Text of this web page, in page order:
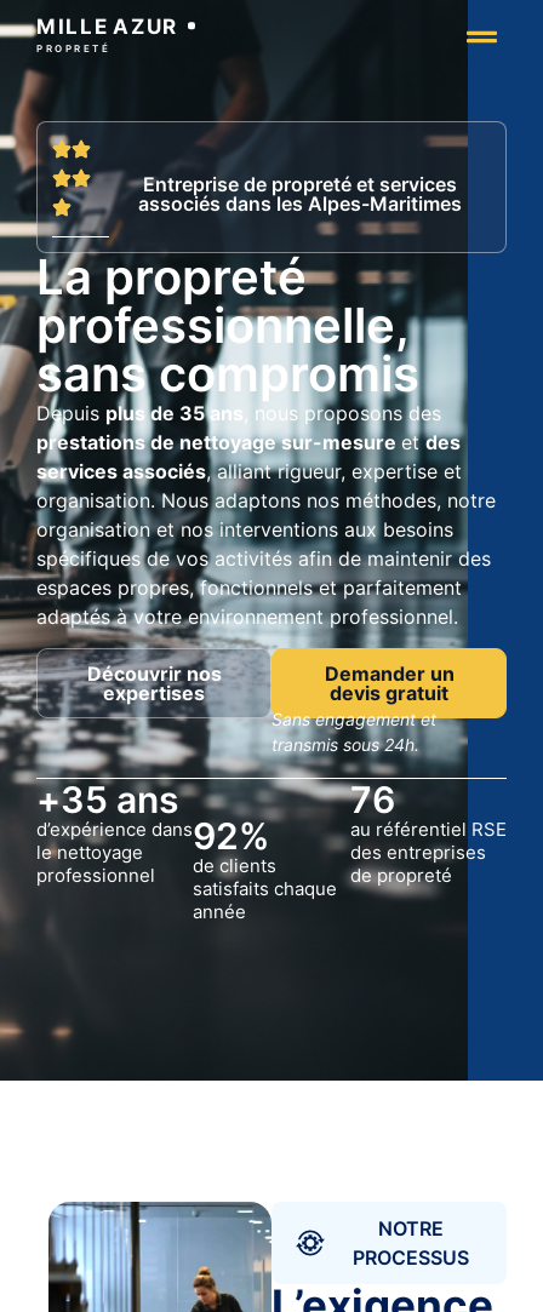
MILLE AZUR
PROPRETÉ
Entreprise de propreté et services
associés dans les Alpes-Maritimes
La propreté
professionnelle,
sans compromis
Depuis plus de 35 ans, nous proposons des
prestations de nettoyage sur-mesure etdes
services associés, alliant rigueur, expertise et
organisation. Nous adaptons nos méthodes, notre
organisation et nos interventions aux besoins
spécifiques de vos activités afin de maintenir des
espaces propres, fonctionnels et parfaitement
adaptés à votre environnement professionnel.
Demander un
devis gratuit
Sans engagement et
transmis sous 24h.
Découvrir nos
expertises
d’expérience dans
le nettoyage
professionnel
+35 ans
de clients
satisfaits chaque
année
92%
au référentiel RSE
des entreprises
de propreté
76
NOTRE
PROCESSUS